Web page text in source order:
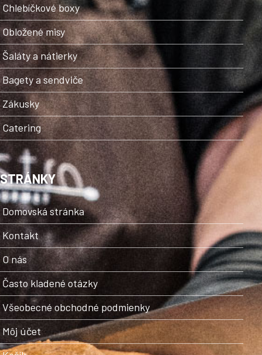
Chlebíčkové boxy
Obložené misy
Šaláty a nátierky
Bagety a sendviče
Zákusky
Catering
STRÁNKY
Domovská stránka
Kontakt
O nás
Často kladené otázky
Všeobecné obchodné podmienky
Môj účet